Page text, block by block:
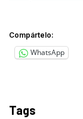
Compártelo:
WhatsApp
Tags